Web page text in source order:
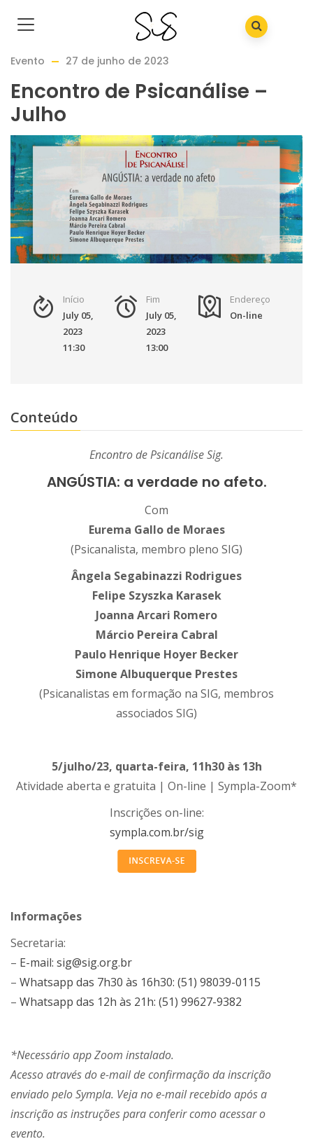
Evento 27 de junho de 2023
Encontro de Psicanálise –
Julho
Início
July 05,
2023
11:30
Fim
July 05,
2023
13:00
Endereço
On-line
Conteúdo
Encontro de Psicanálise Sig.
ANGÚSTIA: a verdade no afeto.
Com
Eurema Gallo de Moraes
(Psicanalista, membro pleno SIG)
Ângela Segabinazzi Rodrigues
Felipe Szyszka Karasek
Joanna Arcari Romero
Márcio Pereira Cabral
Paulo Henrique Hoyer Becker
Simone Albuquerque Prestes
(Psicanalistas em formação na SIG, membros
associados SIG)
5/julho/23, quarta-feira, 11h30 às 13h
Atividade aberta e gratuita | On-line | Sympla-Zoom*
Inscrições on-line:
sympla.com.br/sig
Informações
Secretaria:
– E-mail: sig@sig.org.br
– Whatsapp das 7h30 às 16h30: (51) 98039-0115
– Whatsapp das 12h às 21h: (51) 99627-9382
*Necessário app Zoom instalado.
Acesso através do e-mail de confirmação da inscrição
enviado pelo Sympla. Veja no e-mail recebido após a
inscrição as instruções para conferir como acessar o
evento.